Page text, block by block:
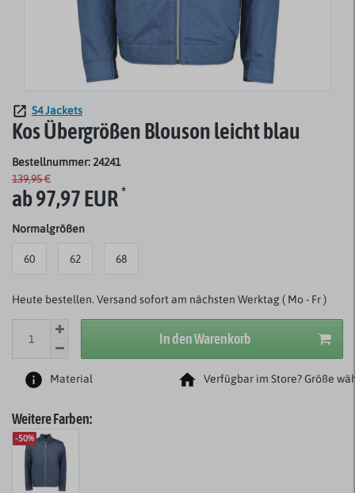
S4 Jackets
Kos Übergrößen Blouson leicht blau
Bestellnummer: 24241
139,95 €
ab 97,97 EUR*
Normalgrößen
60 62 68
Heute bestellen. Versand sofort am nächsten Werktag ( Mo - Fr )
In den Warenkorb
Material Verfügbar im Store? Größe
Weitere Farben:
-50%